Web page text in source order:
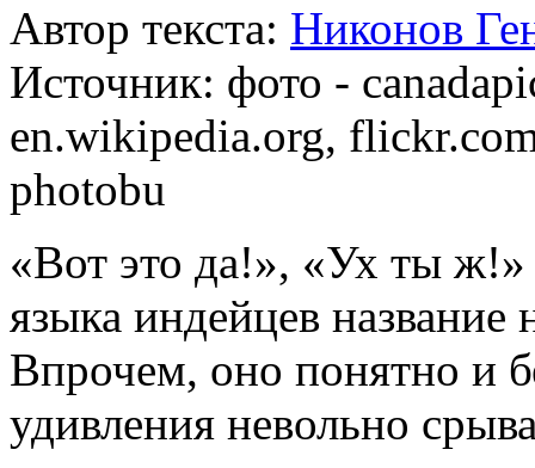
Автор текста: Никонов
Источник: фото -
en.wikipedia.org,
photobu
«Вот это да!», «Ух ты ж!»
языка индейцев
Впрочем, оно понятно и
удивления невольно